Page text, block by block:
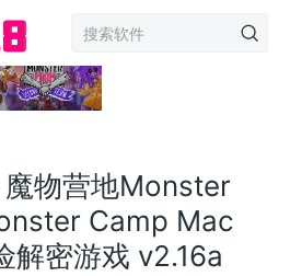
物营地Monster
Camp Mac
解密游戏 v2.16a